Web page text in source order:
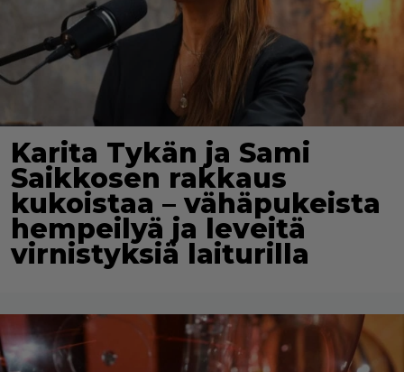
Karita Tykän ja Sami
Saikkosen rakkaus
kukoistaa – vähäpukeista
hempeilyä ja leveitä
virnistyksiä laiturilla